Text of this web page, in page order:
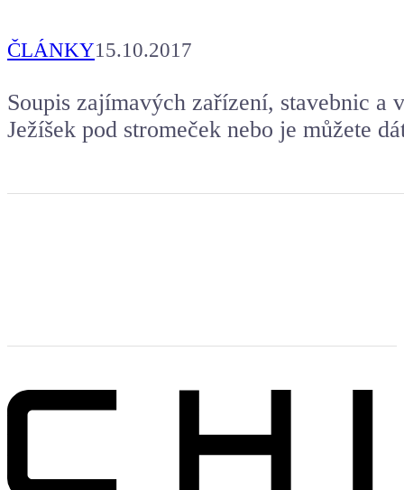
ČLÁNKY15.10.2017
Soupis zajímavých zařízení, stavebnic a
Ježíšek pod stromeček nebo je můžete